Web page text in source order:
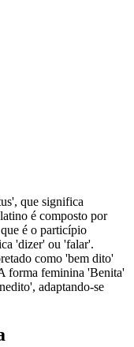
que significa
é composto por
é o particípio
'dizer' ou 'falar'.
como 'bem dito'
forma feminina 'Benita'
adaptando-se